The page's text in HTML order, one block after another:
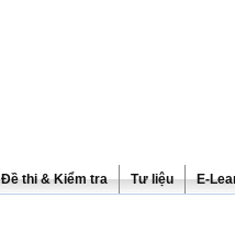
Đề thi & Kiểm tra Tư liệu E-